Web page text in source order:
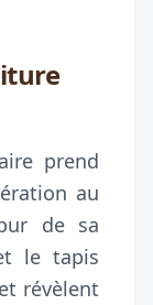
prend
au
de sa
le tapis
révèlent